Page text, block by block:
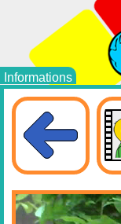
Informations